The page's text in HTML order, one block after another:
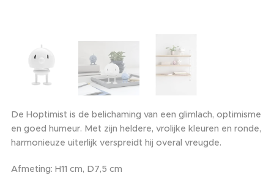
De Hoptimist is de belichaming van een glimlach, optimisme
en goed humeur. Met zijn heldere, vrolijke kleuren en ronde,
harmonieuze uiterlijk verspreidt hij overal vreugde.
Afmeting: H11 cm, D7,5 cm